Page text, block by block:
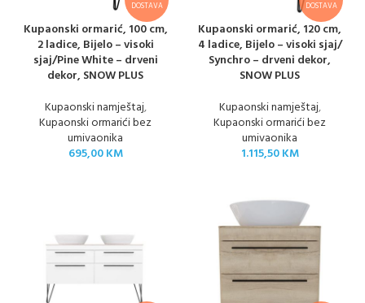
DOSTAVA
Kupaonski ormarić, 100 cm,
2 ladice, Bijelo – visoki
sjaj/Pine White – drveni
dekor, SNOW PLUS
Kupaonski namještaj,
Kupaonski ormarići bez
umivaonika
695,00KM
DOSTAVA
Kupaonski ormarić, 120 cm,
4 ladice, Bijelo – visoki sjaj/
Synchro – drveni dekor,
SNOW PLUS
Kupaonski namještaj,
Kupaonski ormarići bez
umivaonika
1.115,50KM